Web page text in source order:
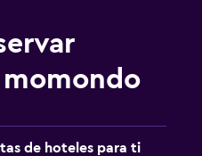
de hoteles para ti